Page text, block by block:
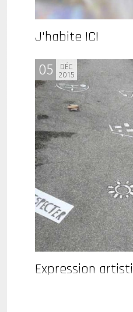
J'habite ICI
05
DÉC
2015
Expression